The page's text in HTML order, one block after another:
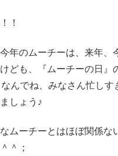
！
年のムーチーは、来年、
ども、『ムーチーの日』
んでね、みなさん忙しす
しょう♪
ムーチーとはほぼ関係な
＾＾；